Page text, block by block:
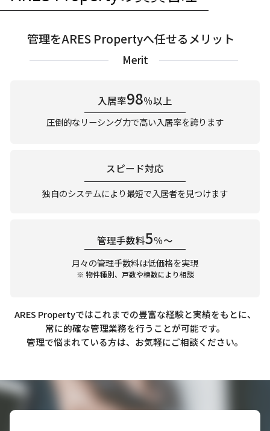
管理をARES Propertyへ任せるメリット
Merit
入居率98％以上
圧倒的なリーシング力で高い入居率を誇ります
スピード対応
独自のシステムにより最短で入居者を見つけます
管理手数料5％～
月々の管理手数料は低価格を実現
※ 物件種別、戸数や棟数により相談
ARES Propertyではこれまでの豊富な経験と実績をもとに、
常に的確な管理業務を行うことが可能です。
管理で悩まれている方は、お気軽にご相談ください。